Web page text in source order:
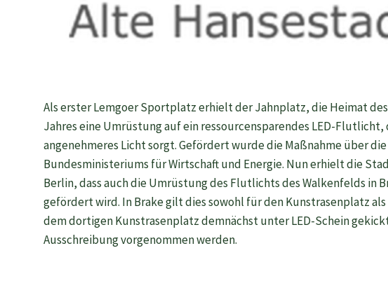
Als erster Lemgoer Sportplatz erhielt der Jahnplatz, die Heimat
Jahres eine Umrüstung auf ein ressourcensparendes LED-Flutlicht,
angenehmeres Licht sorgt. Gefördert wurde die Maßnahme über
Bundesministeriums für Wirtschaft und Energie. Nun erhielt die
Berlin, dass auch die Umrüstung des Flutlichts des Walkenfelds in
gefördert wird. In Brake gilt dies sowohl für den Kunstrasenplatz
dem dortigen Kunstrasenplatz demnächst unter LED-Schein
Ausschreibung vorgenommen werden.